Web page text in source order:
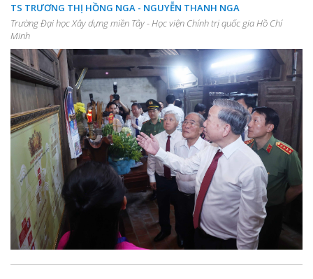
TS TRƯƠNG THỊ HỒNG NGA - NGUYỄN THANH NGA
Trường Đại học Xây dựng miền Tây - Học viện Chính trị quốc gia Hồ Chí
Minh